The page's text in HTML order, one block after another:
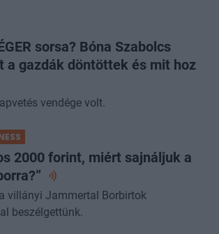
sorsa? Bóna Szabolcs
a gazdák döntöttek és mit hoz
vendége volt.
2000 forint, miért sajnáljuk a
villányi Jammertal Borbirtok
beszélgettünk.